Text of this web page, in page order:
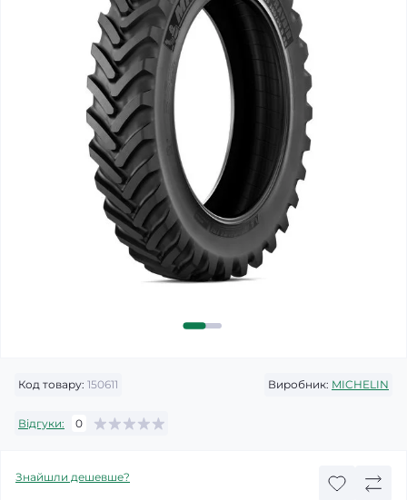
Код товару: 150611 Виробник: MICHELIN
Відгуки: 0
Знайшли дешевше?